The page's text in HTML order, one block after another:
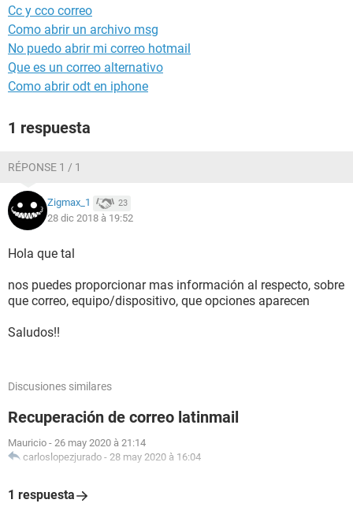
Cc y cco correo
Como abrir un archivo msg
No puedo abrir mi correo hotmail
Que es un correo alternativo
Como abrir odt en iphone
1 respuesta
RÉPONSE 1 / 1
Zigmax_1 23
28 dic 2018 à 19:52
Hola que tal
nos puedes proporcionar mas información al respecto, sobre
que correo, equipo/dispositivo, que opciones aparecen
Saludos!!
Discusiones similares
Recuperación de correo latinmail
Mauricio - 26 may 2020 à 21:14
carloslopezjurado - 28 may 2020 à 16:04
1 respuesta